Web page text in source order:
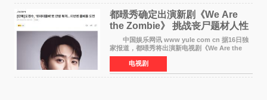
都暻秀确定出演新剧《We Are
the Zombie》 挑战丧尸题材人性
喜剧
中国娱乐网讯 www yule com cn 据16日独
家报道，都暻秀将出演新电视剧《We Are the
Zombie》，在剧中饰演主演金仁钟一角，挑战与
以往丧尸题材截然不同的人性喜剧。 新剧
《We Are t
电视剧